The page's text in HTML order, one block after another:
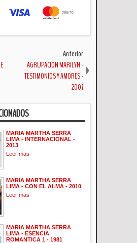
Anterior
AGRUPACION MARILYN -
TESTIMONIOS Y AMORES -
2007
MARIA MARTHA SERRA
LIMA - INTERNACIONAL -
2013
Leer mas
MARIA MARTHA SERRA
LIMA - CON EL ALMA - 2010
Leer mas
MARIA MARTHA SERRA
LIMA - ESENCIA
ROMANTICA 1 - 1981